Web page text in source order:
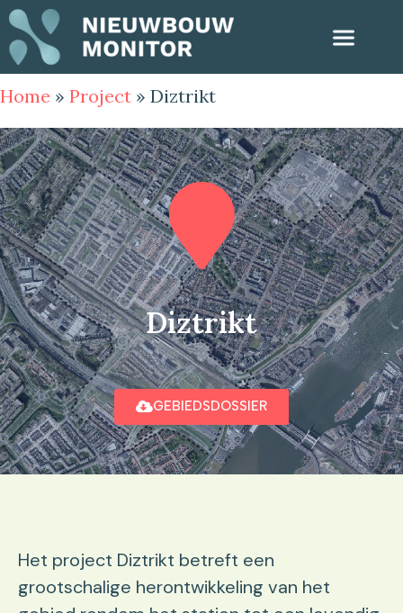
Home » Project » Diztrikt
Diztrikt
GEBIEDSDOSSIER
Het project Diztrikt betreft een
grootschalige herontwikkeling van het